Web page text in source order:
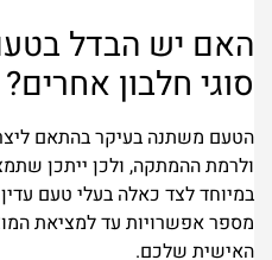
האם יש הבדל בטעם
סוגי חלבון אחרים?
הטעם משתנה בעיקר בהתאם
ולרמת ההמתקה, ולכן ייתכן
במיוחד לצד כאלה בעלי טעם
מספר אפשרויות עד למציאת
האישית שלכם.